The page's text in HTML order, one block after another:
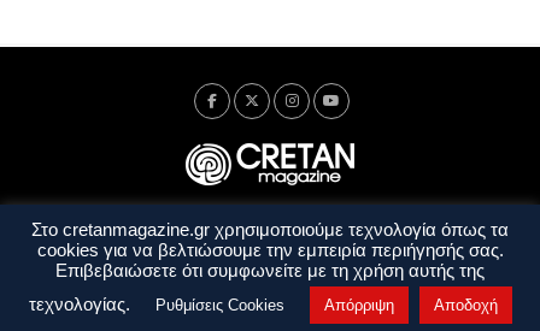
Ταυτότητα Πολιτική Απορρήτου
Όροι Χρήσης
Όροι και Προϋποθέσεις
Στο cretanmagazine.gr χρησιμοποιούμε τεχνολογία όπως τα
cookies για να βελτιώσουμε την εμπειρία περιήγησής σας.
Επιβεβαιώσετε ότι συμφωνείτε με τη χρήση αυτής της
τεχνολογίας.
Ρυθμίσεις Cookies Απόρριψη Αποδοχή